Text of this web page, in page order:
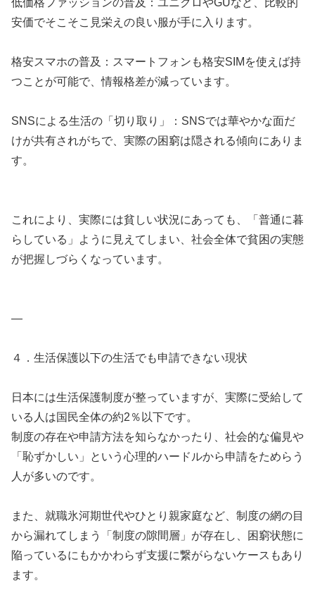
低価格ファッションの普及：ユニクロやGUなど、比較的
安価でそこそこ見栄えの良い服が手に入ります。
格安スマホの普及：スマートフォンも格安SIMを使えば持
つことが可能で、情報格差が減っています。
SNSによる生活の「切り取り」：SNSでは華やかな面だ
けが共有されがちで、実際の困窮は隠される傾向にありま
す。
これにより、実際には貧しい状況にあっても、「普通に暮
らしている」ように見えてしまい、社会全体で貧困の実態
が把握しづらくなっています。
—
４．生活保護以下の生活でも申請できない現状
日本には生活保護制度が整っていますが、実際に受給して
いる人は国民全体の約2％以下です。
制度の存在や申請方法を知らなかったり、社会的な偏見や
「恥ずかしい」という心理的ハードルから申請をためらう
人が多いのです。
また、就職氷河期世代やひとり親家庭など、制度の網の目
から漏れてしまう「制度の隙間層」が存在し、困窮状態に
陥っているにもかかわらず支援に繋がらないケースもあり
ます。